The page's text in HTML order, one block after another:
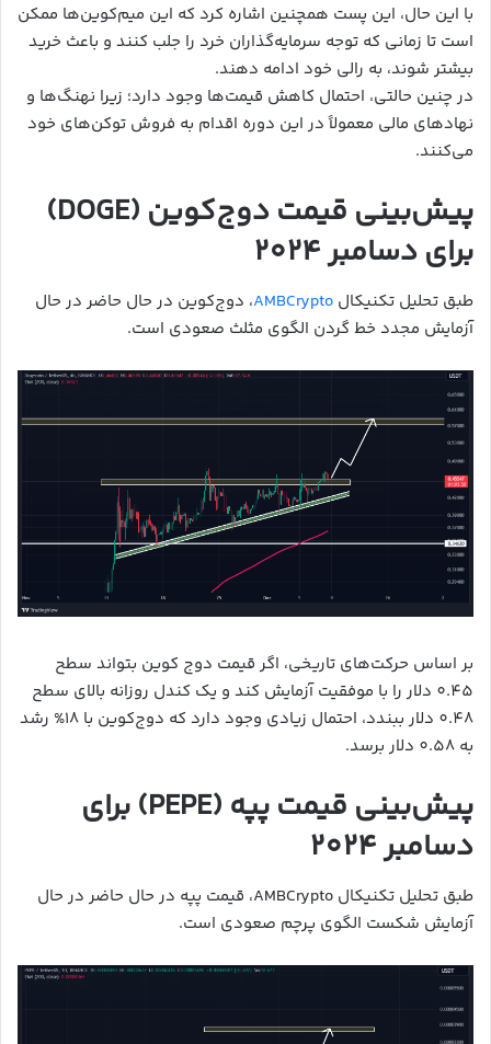
با این حال، این پست همچنین اشاره کرد که این میم‌کوین‌ها ممکن
است تا زمانی که توجه سرمایه‌گذاران خرد را جلب کنند و باعث خرید
بیشتر شوند، به رالی خود ادامه دهند.
در چنین حالتی، احتمال کاهش قیمت‌ها وجود دارد؛ زیرا نهنگ‌ها و
نهادهای مالی معمولاً در این دوره اقدام به فروش توکن‌های خود
می‌کنند.
پیش‌بینی قیمت دوج‌کوین (DOGE)
برای دسامبر 2024
طبق تحلیل تکنیکال AMBCrypto، دوج‌کوین در حال حاضر در حال
آزمایش مجدد خط گردن الگوی مثلث صعودی است.
بر اساس حرکت‌های تاریخی، اگر قیمت دوج کوین بتواند سطح
0.45 دلار را با موفقیت آزمایش کند و یک کندل روزانه بالای سطح
0.48 دلار ببندد، احتمال زیادی وجود دارد که دوج‌کوین با 18% رشد
به 0.58 دلار برسد.
پیش‌بینی قیمت پپه (PEPE) برای
دسامبر 2024
طبق تحلیل تکنیکال AMBCrypto، قیمت پپه در حال حاضر در حال
آزمایش شکست الگوی پرچم صعودی است.